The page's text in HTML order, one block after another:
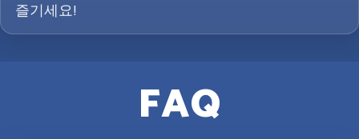
즐기세요!
FAQ